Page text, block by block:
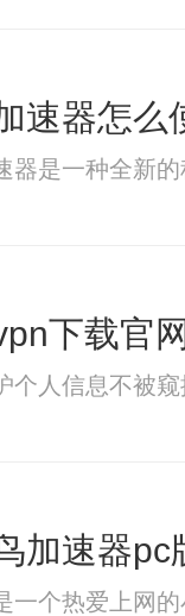
速器怎么
器是一种全新
下载官网
个人信息不被
加速器pc
一个热爱上网